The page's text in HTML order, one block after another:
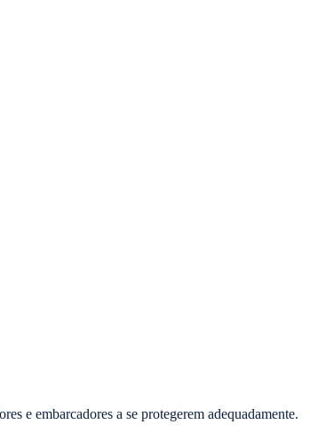
e embarcadores a se protegerem adequadamente.